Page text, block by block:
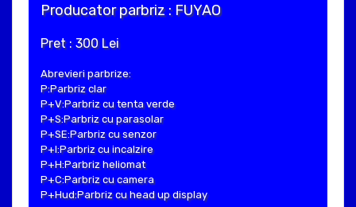
Producator parbriz : FUYAO
Pret : 300 Lei
Abrevieri parbrize:
P:Parbriz clar
P+V:Parbriz cu tenta verde
P+S:Parbriz cu parasolar
P+SE:Parbriz cu senzor
P+I:Parbriz cu incalzire
P+H:Parbriz heliomat
P+C:Parbriz cu camera
P+Hud:Parbriz cu head up display